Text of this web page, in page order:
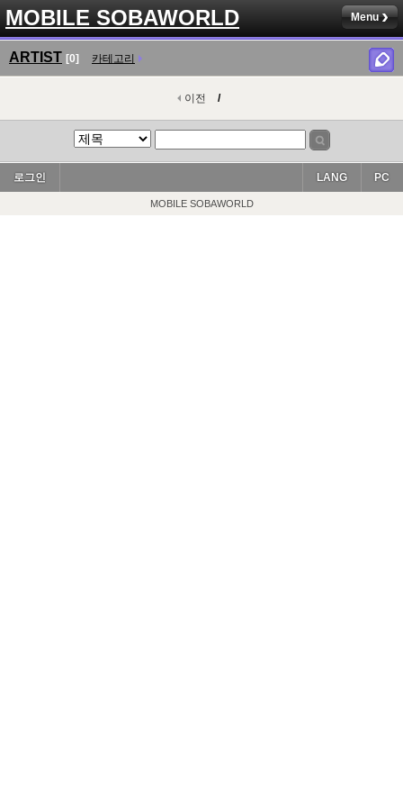
MOBILE SOBAWORLD Menu
ARTIST [0] 카테고리
이전 /
로그인 PC
LANG
MOBILE SOBAWORLD